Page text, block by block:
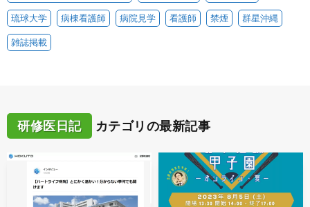
琉球大学 病棟看護師 病院見学 看護師 禁煙 群星沖縄
雑誌掲載
研修医日記 カテゴリの最新記事